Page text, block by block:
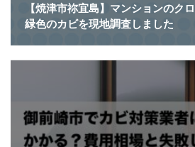
【焼津市祢宜島】マンションのク
緑色のカビを現地調査しました